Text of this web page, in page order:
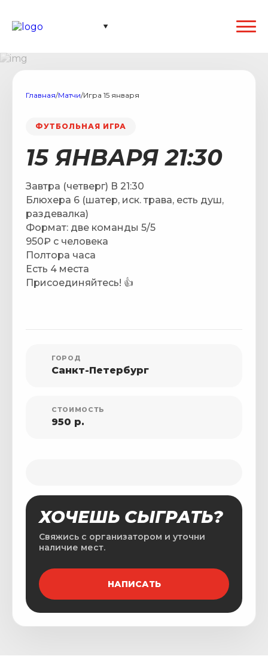
Главная/Матчи/Игра 15 января
ФУТБОЛЬНАЯ ИГРА
15 ЯНВАРЯ 21:30
Завтра (четверг) В 21:30
Блюхера 6 (шатер, иск. трава, есть душ,
раздевалка)
Формат: две команды 5/5
950₽ с человека
Полтора часа
Есть 4 места
Присоединяйтесь! 👍
ГОРОД
Санкт-Петербург
СТОИМОСТЬ
950 р.
ХОЧЕШЬ СЫГРАТЬ?
Свяжись с организатором и уточни
наличие мест.
НАПИСАТЬ